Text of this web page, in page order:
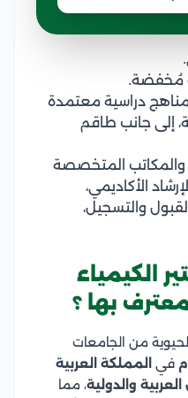
مُخفضة.
دراسية معتمدة
إلى جانب طاقم
والمكاتب المتخصصة
الأكاديمي،
والتسجيل،
الكيمياء
بها ؟
من الجامعات
في المملكة العربية
والدولية، مما